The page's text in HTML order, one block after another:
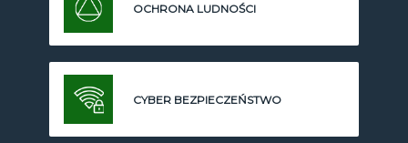
OCHRONA LUDNOŚCI
CYBER BEZPIECZEŃSTWO